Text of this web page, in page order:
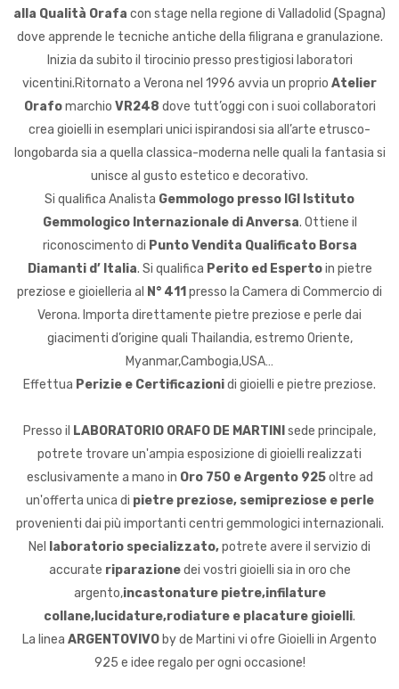
alla Qualità Orafa con stage nella regione di Valladolid (Spagna)
dove apprende le tecniche antiche della filigrana e granulazione.
Inizia da subito il tirocinio presso prestigiosi laboratori
vicentini.Ritornato a Verona nel 1996 avvia un proprio Atelier
Orafomarchio VR248 dove tutt’oggi con i suoi collaboratori
crea gioielli in esemplari unici ispirandosi sia all’arte etrusco-
longobarda sia a quella classica-moderna nelle quali la fantasia si
unisce al gusto estetico e decorativo.
Si qualifica Analista Gemmologo presso IGI Istituto
Gemmologico Internazionale di Anversa. Ottiene il
riconoscimento di Punto Vendita Qualificato Borsa
Diamanti d’ Italia. Si qualifica Perito ed Espertoin pietre
preziose e gioielleria al N° 411presso la Camera di Commercio di
Verona. Importa direttamente pietre preziose e perle dai
giacimenti d’origine quali Thailandia, estremo Oriente,
Myanmar,Cambogia,USA…
Effettua Perizie e Certificazionidi gioielli e pietre preziose.
Presso il LABORATORIO ORAFO DE MARTINIsede principale,
potrete trovare un'ampia esposizione di gioielli realizzati
esclusivamente a mano in Oro 750 e Argento 925oltre ad
un'offerta unica di pietre preziose, semipreziose e perle
provenienti dai più importanti centri gemmologici internazionali.
Nel laboratorio specializzato,potrete avere il servizio di
accurate riparazionedei vostri gioielli sia in oro che
argento,incastonature pietre,infilature
collane,lucidature,rodiature e placature gioielli.
La linea ARGENTOVIVOby de Martini vi ofre Gioielli in Argento
925 e idee regalo per ogni occasione!